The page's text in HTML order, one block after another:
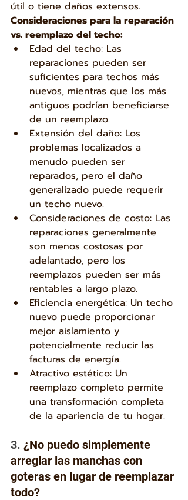
útil o tiene daños extensos.
Consideraciones para la reparación
vs. reemplazo del techo:
Edad del techo: Las
reparaciones pueden ser
suficientes para techos más
nuevos, mientras que los más
antiguos podrían beneficiarse
de un reemplazo.
Extensión del daño: Los
problemas localizados a
menudo pueden ser
reparados, pero el daño
generalizado puede requerir
un techo nuevo.
Consideraciones de costo: Las
reparaciones generalmente
son menos costosas por
adelantado, pero los
reemplazos pueden ser más
rentables a largo plazo.
Eficiencia energética: Un techo
nuevo puede proporcionar
mejor aislamiento y
potencialmente reducir las
facturas de energía.
Atractivo estético: Un
reemplazo completo permite
una transformación completa
de la apariencia de tu hogar.
3. ¿No puedo simplemente
arreglar las manchas con
goteras en lugar de reemplazar
todo?